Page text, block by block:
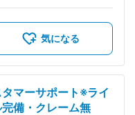
に連絡することを伝えてい
！ お名前や引越先住所が登
。 ▼契約サービスの確認 引
や、検討中のサービス、開通
候補での採用となるため、
予定です ■入社後の
けるよう体制を整えており
は座学にて業務に必要な
加支給※上記予定年収は支
1回(4月)■賞与：年3回
補】月給35万円～50万円
40万円＋賞与賃金はあくま
て上下する可能性がありま
表記です。
気になる
マーサポート※ライ
備・クレーム無